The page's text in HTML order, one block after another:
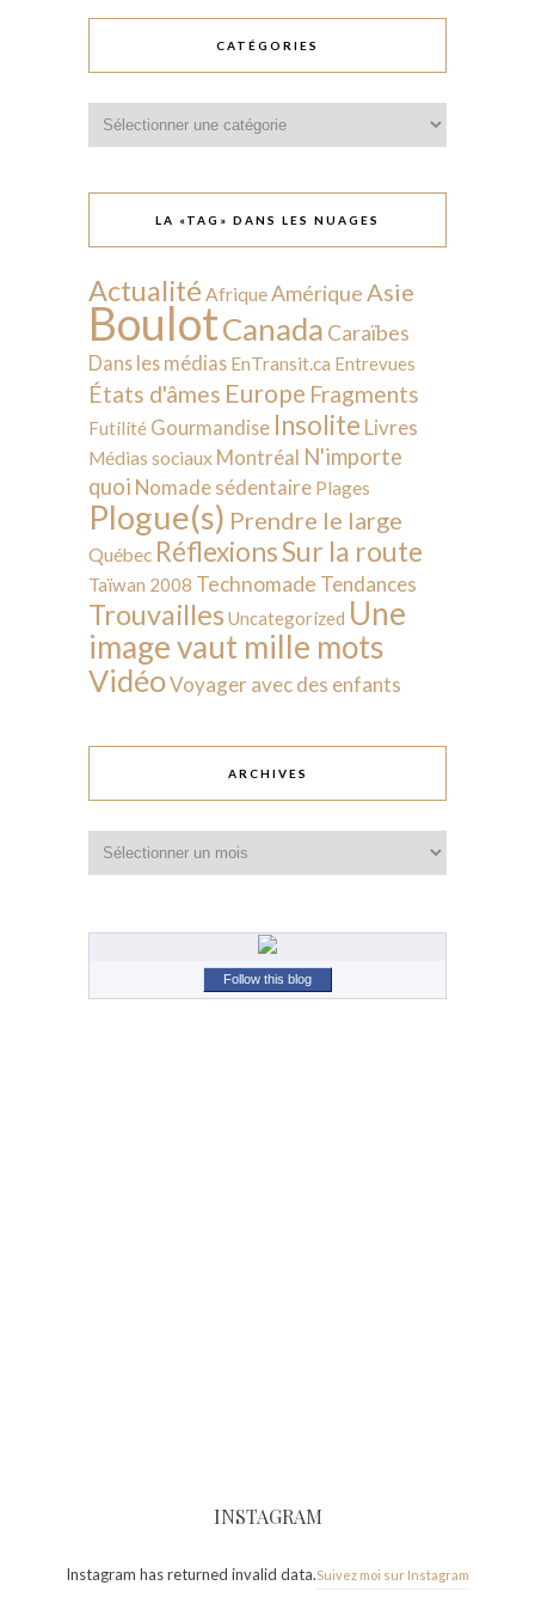
CATÉGORIES
LA «TAG» DANS LES NUAGES
Actualité AfriqueAmérique Asie
BoulotCanada Caraïbes
Dans les médias EnTransit.ca Entrevues
États d'âmes Europe Fragments
Futilité Gourmandise Insolite Livres
Médias sociaux Montréal N'importe
quoi Nomade sédentaire Plages
Plogue(s) Prendre le large
Québec RéflexionsSur la route
Taïwan 2008 Technomade Tendances
Trouvailles Uncategorized Une
image vaut mille mots
VidéoVoyager avec des enfants
ARCHIVES
Follow this blog
INSTAGRAM
Instagram has returned invalid data.Suivez moi sur Instagram